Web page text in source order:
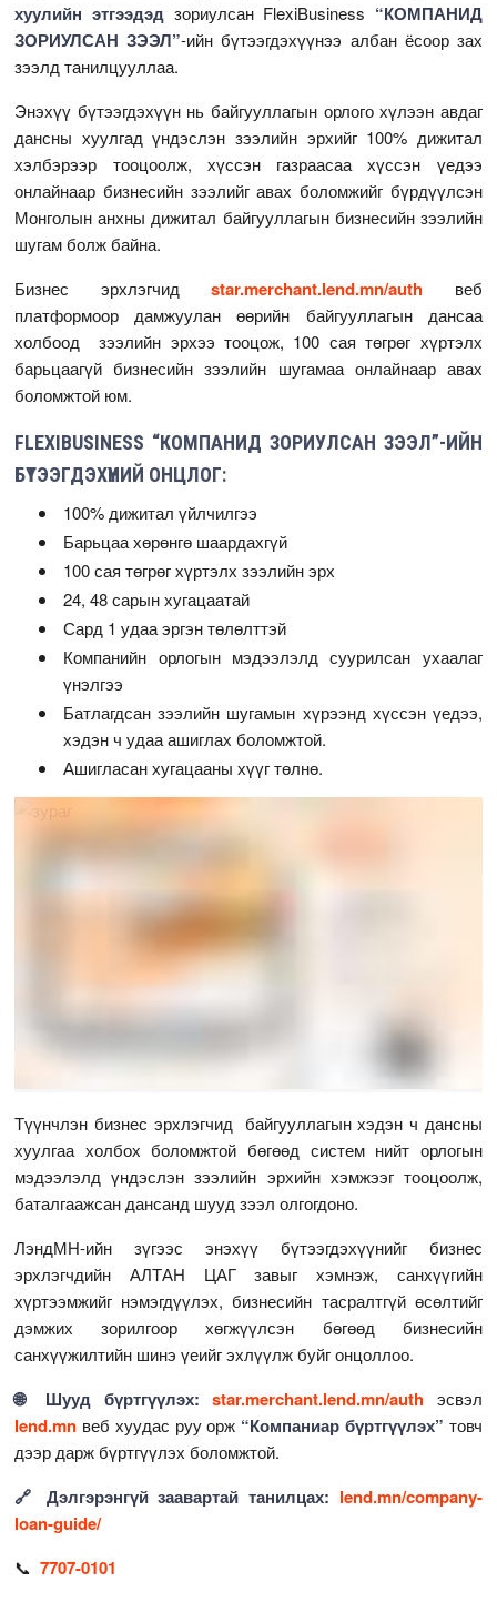
хуулийн этгээдэд зориулсан FlexiBusiness “КОМПАНИД
ЗОРИУЛСАН ЗЭЭЛ”-ийн бүтээгдэхүүнээ албан ёсоор зах
зээлд танилцууллаа.
Энэхүү бүтээгдэхүүн нь байгууллагын орлого хүлээн авдаг
дансны хуулгад үндэслэн зээлийн эрхийг 100% дижитал
хэлбэрээр тооцоолж, хүссэн газраасаа хүссэн үедээ
онлайнаар бизнесийн зээлийг авах боломжийг бүрдүүлсэн
Монголын анхны дижитал байгууллагын бизнесийн зээлийн
шугам болж байна.
Бизнес эрхлэгчид
star.merchant.lend.mn/auth
веб
платформоор дамжуулан өөрийн байгууллагын дансаа
холбоод зээлийн эрхээ тооцож, 100 сая төгрөг хүртэлх
барьцаагүй бизнесийн зээлийн шугамаа онлайнаар авах
боломжтой юм.
FLEXIBUSINESS “КОМПАНИД ЗОРИУЛСАН ЗЭЭЛ”-ИЙН
БҮТЭЭГДЭХҮҮНИЙ ОНЦЛОГ:
100% дижитал үйлчилгээ
Барьцаа хөрөнгө шаардахгүй
100 сая төгрөг хүртэлх зээлийн эрх
24, 48 сарын хугацаатай
Сард 1 удаа эргэн төлөлттэй
Компанийн орлогын мэдээлэлд суурилсан ухаалаг
үнэлгээ
Батлагдсан зээлийн шугамын хүрээнд хүссэн үедээ,
хэдэн ч удаа ашиглах боломжтой.
Ашигласан хугацааны хүүг төлнө.
Түүнчлэн бизнес эрхлэгчид байгууллагын хэдэн ч дансны
хуулгаа холбох боломжтой бөгөөд систем нийт орлогын
мэдээлэлд үндэслэн зээлийн эрхийн хэмжээг тооцоолж,
баталгаажсан дансанд шууд зээл олгогдоно.
ЛэндМН-ийн зүгээс энэхүү бүтээгдэхүүнийг бизнес
эрхлэгчдийн АЛТАН ЦАГ завыг хэмнэж, санхүүгийн
хүртээмжийг нэмэгдүүлэх, бизнесийн тасралтгүй өсөлтийг
дэмжих зорилгоор хөгжүүлсэн бөгөөд бизнесийн
санхүүжилтийн шинэ үеийг эхлүүлж буйг онцоллоо.
🌐 Шууд бүртгүүлэх:star.merchant.lend.mn/auth эсвэл
lend.mn веб хуудас руу орж “Компаниар бүртгүүлэх” товч
дээр дарж бүртгүүлэх боломжтой.
🔗 Дэлгэрэнгүй заавартай танилцах: lend.mn/company-
loan-guide/
📞 7707-0101